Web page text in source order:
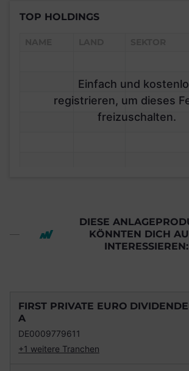
TOP HOLDINGS
Einfach und
registrieren, um dieses
freizuschalten.
DIESE
KÖNNTEN DICH
INTERESSIEREN:
FIRST PRIVATE EURO
A
DE0009779611
+1 weitere Tranchen